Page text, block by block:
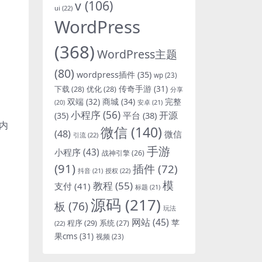
ui (22) v (106)
WordPress
(368)WordPress主题
(80) wordpress插件 (35) wp (23)
下载(28) 优化(28) 传奇手游 (31) 分享
(20) 双端 (32) 商城 (34) 安卓 (21) 完整
(35) 小程序(56) 平台 (38) 开源
(48) 引流 (22) 微信 (140) 微信
小程序(43) 战神引擎(26) 手游
(91) 抖音 (21) 授权 (22) 插件 (72)
支付 (41) 教程 (55) 标题 (21) 模
板 (76)源码 (217) 玩法
(22) 程序(29) 系统(27) 网站(45) 苹
果cms (31) 视频 (23)